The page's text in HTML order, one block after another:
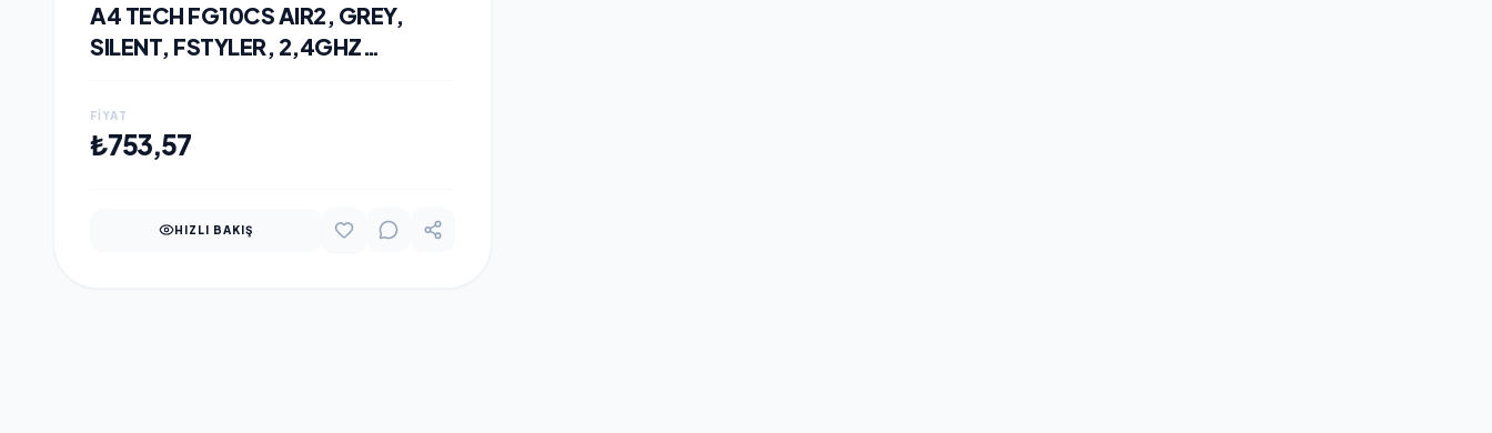
A4 TECH FG10CS AIR2, GREY,
SILENT, FSTYLER, 2,4GHZ
EDILEBILIR, OPTIK MOUSE, 10-
15METRE, 4 BUTON, NANO ALICI
FIYAT
₺753,57
HIZLI BAKIŞ